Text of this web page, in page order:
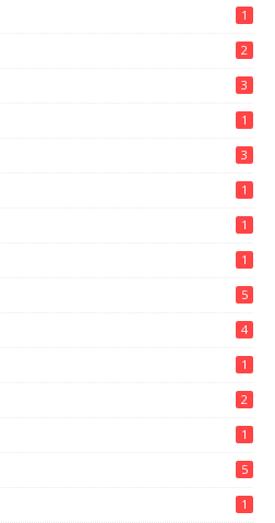
1
2
3
1
3
1
1
1
5
4
1
2
1
5
1